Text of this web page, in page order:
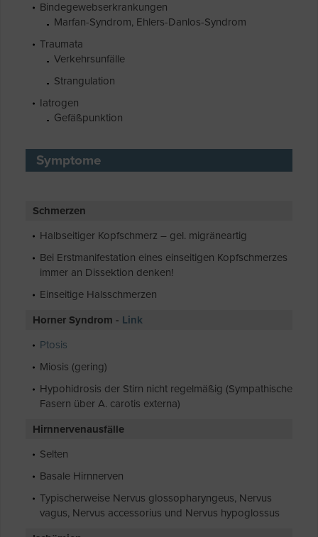
Bindegewebserkrankungen
Marfan-Syndrom, Ehlers-Danlos-Syndrom
Traumata
Verkehrsunfälle
Strangulation
Iatrogen
Gefäßpunktion
Symptome
Schmerzen
Halbseitiger Kopfschmerz – gel. migräneartig
Bei Erstmanifestation eines einseitigen Kopfschmerzes
immer an Dissektion denken!
Einseitige Halsschmerzen
Horner Syndrom - Link
Ptosis
Miosis (gering)
Hypohidrosis der Stirn nicht regelmäßig (Sympathische
Fasern über A. carotis externa)
Hirnnervenausfälle
Selten
Basale Hirnnerven
Typischerweise Nervus glossopharyngeus, Nervus
vagus, Nervus accessorius und Nervus hypoglossus